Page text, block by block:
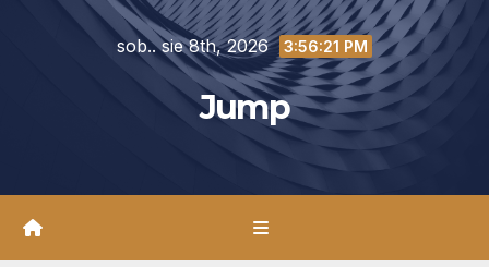
sob.. sie 8th, 2026 3:56:22 PM
Jump